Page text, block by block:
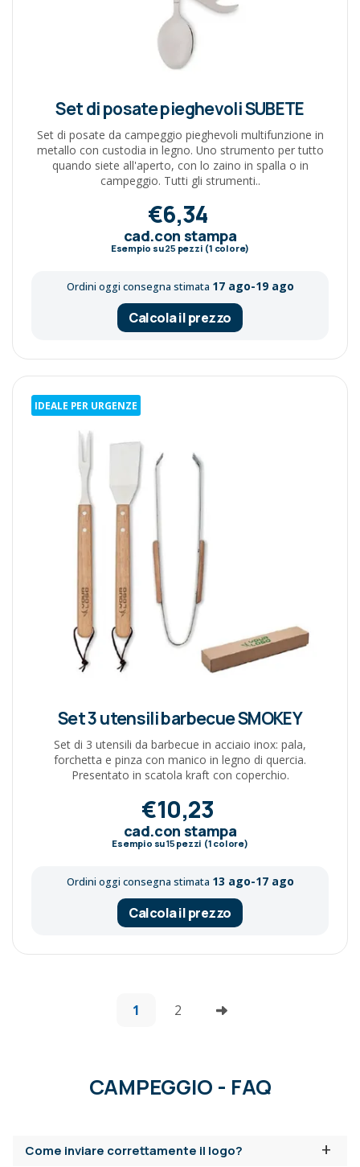
Set di posate pieghevoli SUBETE
Set di posate da campeggio pieghevoli multifunzione in
metallo con custodia in legno. Uno strumento per tutto
quando siete all'aperto, con lo zaino in spalla o in
campeggio. Tutti gli strumenti..
€6,34
cad.con stampa
Esempio su25 pezzi (1 colore)
Ordini oggi consegna stimata 17 ago-19 ago
Calcola il prezzo
IDEALE PER URGENZE
Set 3 utensili barbecue SMOKEY
Set di 3 utensili da barbecue in acciaio inox: pala,
forchetta e pinza con manico in legno di quercia.
Presentato in scatola kraft con coperchio.
€10,23
cad.con stampa
Esempio su15 pezzi (1 colore)
Ordini oggi consegna stimata 13 ago-17 ago
Calcola il prezzo
1 2
CAMPEGGIO - FAQ
+
Come inviare correttamente il logo?